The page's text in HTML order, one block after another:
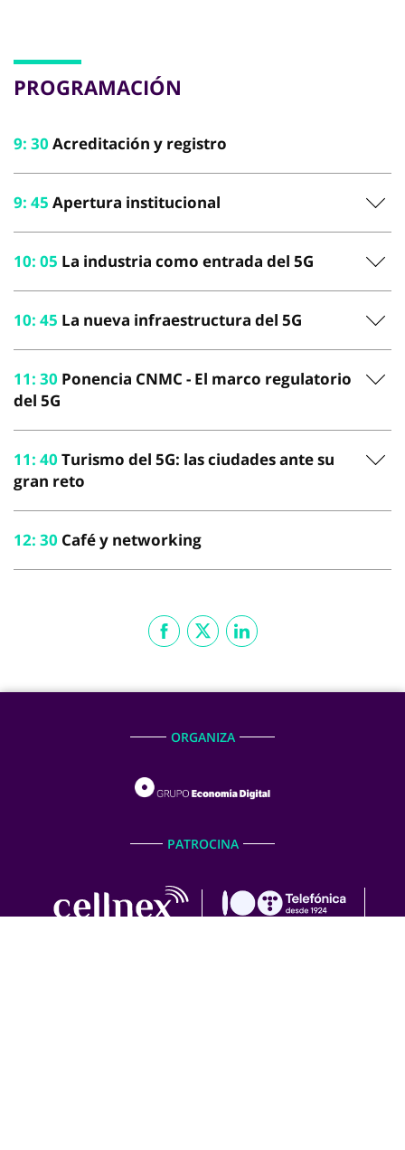
PROGRAMACIÓN
9: 30 Acreditación y registro
9: 45 Apertura institucional
10: 05 La industria como entrada del 5G
10: 45 La nueva infraestructura del 5G
11: 30 Ponencia CNMC - El marco regulatorio
del 5G
11: 40 Turismo del 5G: las ciudades ante su
gran reto
12: 30 Café y networking
ORGANIZA
PATROCINA